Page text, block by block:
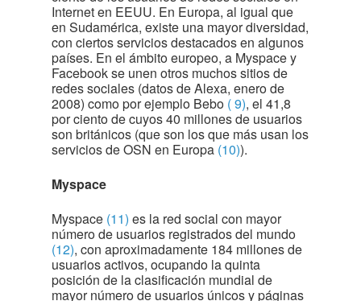
Internet en EEUU. En Europa, al igual que
en Sudamérica, existe una mayor diversidad,
con ciertos servicios destacados en algunos
países. En el ámbito europeo, a Myspace y
Facebook se unen otros muchos sitios de
redes sociales (datos de Alexa, enero de
2008) como por ejemplo Bebo ( 9), el 41,8
por ciento de cuyos 40 millones de usuarios
son británicos (que son los que más usan los
servicios de OSN en Europa (10)).
Myspace
Myspace (11) es la red social con mayor
número de usuarios registrados del mundo
(12), con aproximadamente 184 millones de
usuarios activos, ocupando la quinta
posición de la clasificación mundial de
mayor número de usuarios únicos y páginas